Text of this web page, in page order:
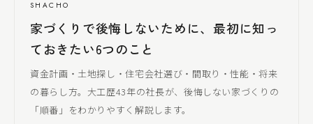
SHACHO
家づくりで後悔しないために、最初に知っ
ておきたい6つのこと
資金計画・土地探し・住宅会社選び・間取り・性能・将来
の暮らし方。大工歴43年の社長が、後悔しない家づくりの
「順番」をわかりやすく解説します。